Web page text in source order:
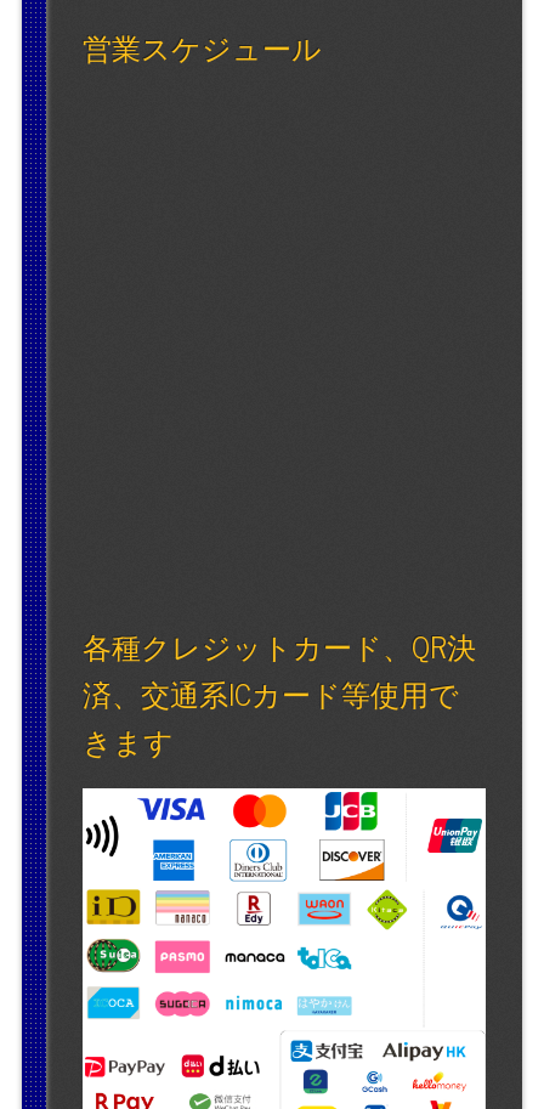
営業スケジュール
各種クレジットカード、QR決
済、交通系ICカード等使用で
きます